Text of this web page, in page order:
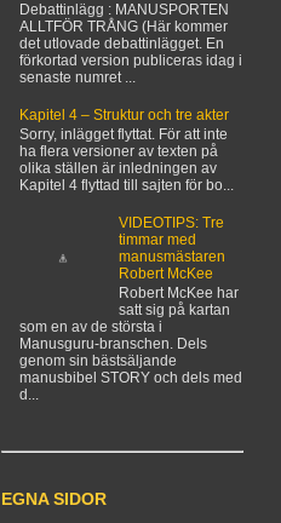
Debattinlägg : MANUSPORTEN
ALLTFÖR TRÅNG (Här kommer
det utlovade debattinlägget. En
förkortad version publiceras idag i
senaste numret ...
Kapitel 4 – Struktur och tre akter
Sorry, inlägget flyttat. För att inte
ha flera versioner av texten på
olika ställen är inledningen av
Kapitel 4 flyttad till sajten för bo...
VIDEOTIPS: Tre
timmar med
manusmästaren
Robert McKee
Robert McKee har
satt sig på kartan
som en av de största i
Manusguru-branschen. Dels
genom sin bästsäljande
manusbibel STORY och dels med
d...
EGNA SIDOR